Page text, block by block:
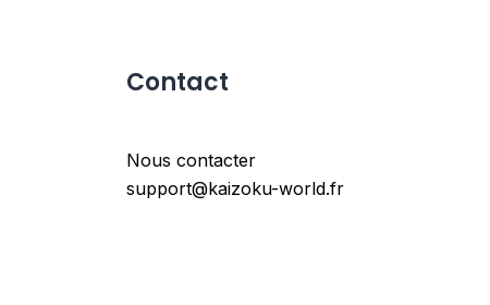
Contact
Nous contacter
support@kaizoku-world.fr